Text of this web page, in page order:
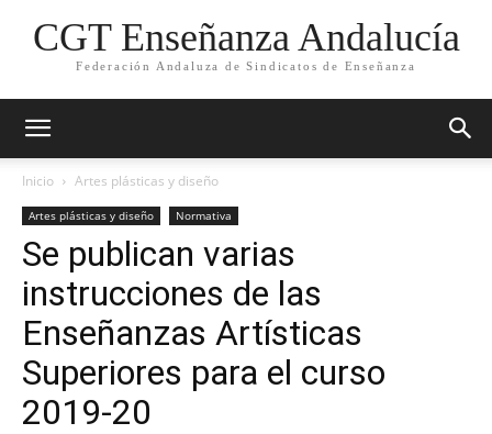
CGT Enseñanza Andalucía
Federación Andaluza de Sindicatos de Enseñanza
Inicio Artes plásticas y diseño
Artes plásticas y diseño Normativa
Se publican varias
instrucciones de las
Enseñanzas Artísticas
Superiores para el curso
2019-20